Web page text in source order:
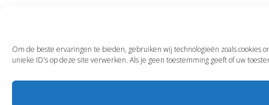
Om de beste ervaringen te bieden, gebruiken wij technologieën zoals cookies
unieke ID's op deze site verwerken. Als je geen toestemming geeft of uw